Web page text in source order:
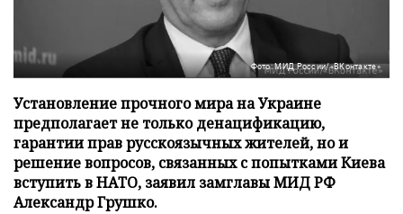
Фото: МИД России/«ВКонтакте»
Установление прочного мира на Украине
предполагает не только денацификацию,
гарантии прав русскоязычных жителей, но и
решение вопросов, связанных с попытками Киева
вступить в НАТО, заявил замглавы МИД РФ
Александр Грушко.